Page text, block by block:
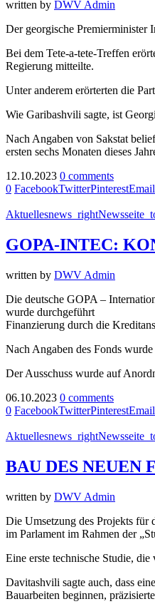
written by DWV Admin
Der georgische Premierminister
Bei dem Tete-a-tete-Treffen
Regierung mitteilte.
Unter anderem erörterten die
Wie Garibashvili sagte, ist
Nach Angaben von Sakstat
ersten sechs Monaten dieses
12.10.2023 0 comments
0 FacebookTwitterPinterestEmail
Aktuellesnews_right
GOPA-INTEC:
written by DWV Admin
Die deutsche GOPA –
wurde durchgeführt
Finanzierung durch die
Nach Angaben des Fonds
Der Ausschuss wurde auf
06.10.2023 0 comments
0 FacebookTwitterPinterestEmail
Aktuellesnews_right
BAU DES NEUEN
written by DWV Admin
Die Umsetzung des Projekts für
im Parlament im Rahmen der
Eine erste technische Studie,
Davitashvili sagte auch, dass
Bauarbeiten beginnen,